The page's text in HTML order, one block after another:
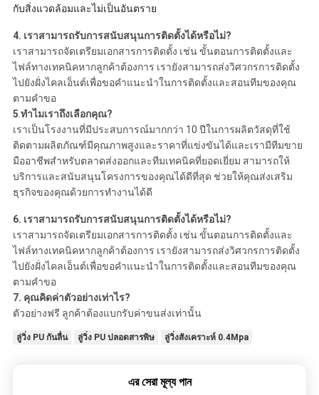
กับสิ่งแวดล้อมและไม่เป็นอันตราย
4. เราสามารถรับการสนับสนุนการติดตั้งได้หรือไม่?
เราสามารถจัดเตรียมเอกสารการติดตั้ง เช่น ขั้นตอนการติดตั้งและ
ไฟล์ทางเทคนิคหากลูกค้าต้องการ เรายังสามารถส่งวิศวกรการติดตั้ง
ไปยังฝั่งไคลเอ็นต์เพื่อขอคำแนะนำในการติดตั้งและสอนทีมของคุณ
ตามคำขอ
5.ทำไมเราถึงเลือกคุณ?
เราเป็นโรงงานที่มีประสบการณ์มากกว่า 10 ปีในการผลิตวัสดุที่ใช้
ติดตามผลิตภัณฑ์มีคุณภาพสูงและราคาที่แข่งขันได้และเรามีทีมขาย
มืออาชีพสำหรับตลาดส่งออกและทีมเทคนิคที่ยอดเยี่ยม สามารถให้
บริการและสนับสนุนโครงการของคุณได้ดีที่สุด ช่วยให้คุณส่งเสริม
ธุรกิจของคุณด้วยการทำงานได้ดี
6. เราสามารถรับการสนับสนุนการติดตั้งได้หรือไม่?
เราสามารถจัดเตรียมเอกสารการติดตั้ง เช่น ขั้นตอนการติดตั้งและ
ไฟล์ทางเทคนิคหากลูกค้าต้องการ เรายังสามารถส่งวิศวกรการติดตั้ง
ไปยังฝั่งไคลเอ็นต์เพื่อขอคำแนะนำในการติดตั้งและสอนทีมของคุณ
ตามคำขอ
7. คุณคิดค่าตัวอย่างเท่าไร?
ตัวอย่างฟรี ลูกค้าต้องแบกรับค่าขนส่งเท่านั้น
ลู่วิ่ง PU กันลื่น ลู่วิ่ง PU ปลอดสารพิษ ลู่วิ่งสังเคราะห์ 0.4Mpa
এর সেরা মূল্য পান